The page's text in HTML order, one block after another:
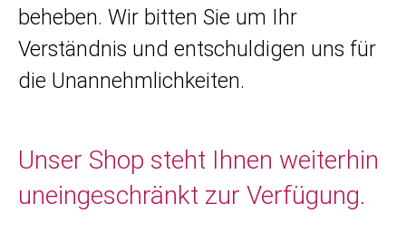
beheben. Wir bitten Sie um Ihr
Verständnis und entschuldigen uns für
die Unannehmlichkeiten.
Unser Shop steht Ihnen weiterhin
uneingeschränkt zur Verfügung.